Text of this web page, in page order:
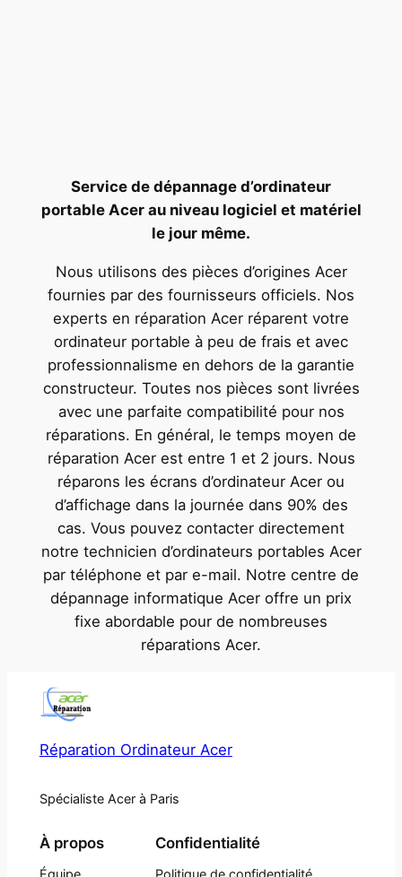
Service de dépannage d’ordinateur
portable Acer au niveau logiciel et matériel
le jour même.
Nous utilisons des pièces d’origines Acer
fournies par des fournisseurs officiels. Nos
experts en réparation Acer réparent votre
ordinateur portable à peu de frais et avec
professionnalisme en dehors de la garantie
constructeur. Toutes nos pièces sont livrées
avec une parfaite compatibilité pour nos
réparations. En général, le temps moyen de
réparation Acer est entre 1 et 2 jours. Nous
réparons les écrans d’ordinateur Acer ou
d’affichage dans la journée dans 90% des
cas. Vous pouvez contacter directement
notre technicien d’ordinateurs portables Acer
par téléphone et par e-mail. Notre centre de
dépannage informatique Acer offre un prix
fixe abordable pour de nombreuses
réparations Acer.
Réparation Ordinateur Acer
Spécialiste Acer à Paris
À propos
Équipe
Confidentialité
Politique de confidentialité